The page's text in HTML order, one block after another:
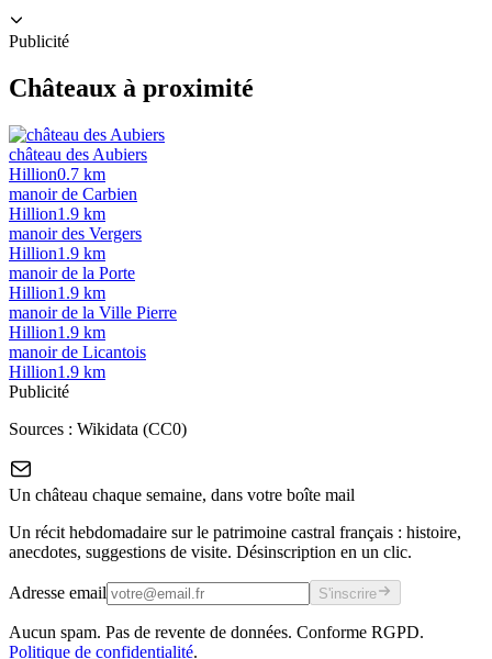
Publicité
Châteaux à proximité
château des Aubiers
Hillion0.7 km
manoir de Carbien
Hillion1.9 km
manoir des Vergers
Hillion1.9 km
manoir de la Porte
Hillion1.9 km
manoir de la Ville Pierre
Hillion1.9 km
manoir de Licantois
Hillion1.9 km
Publicité
Sources : Wikidata (CC0)
Un château chaque semaine, dans votre boîte mail
Un récit hebdomadaire sur le patrimoine castral français : histoire,
anecdotes, suggestions de visite. Désinscription en un clic.
Adresse email S'inscrire
Aucun spam. Pas de revente de données. Conforme RGPD.
Politique de confidentialité.